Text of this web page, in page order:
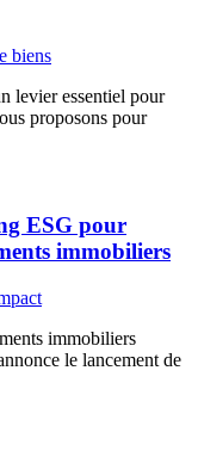
biens
levier essentiel pour
proposons pour
ESG pour
immobiliers
immobiliers
le lancement de